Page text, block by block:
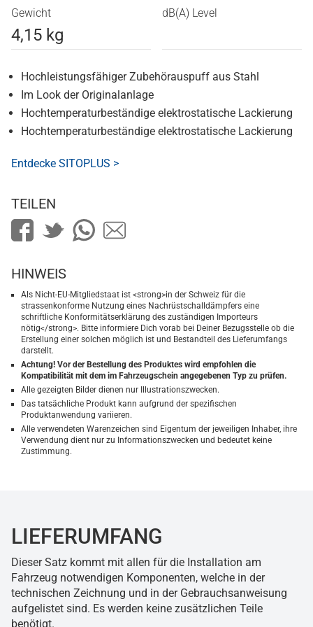
Gewicht
4,15 kg
dB(A) Level
Hochleistungsfähiger Zubehörauspuff aus Stahl
Im Look der Originalanlage
Hochtemperaturbeständige elektrostatische Lackierung
Hochtemperaturbeständige elektrostatische Lackierung
Entdecke SITOPLUS >
TEILEN
HINWEIS
Als Nicht-EU-Mitgliedstaat ist <strong>in der Schweiz für die
strassenkonforme Nutzung eines Nachrüstschalldämpfers eine
schriftliche Konformitätserklärung des zuständigen Importeurs
nötig</strong>. Bitte informiere Dich vorab bei Deiner Bezugsstelle ob die
Erstellung einer solchen möglich ist und Bestandteil des Lieferumfangs
darstellt.
Achtung! Vor der Bestellung des Produktes wird empfohlen die
Kompatibilität mit dem im Fahrzeugschein angegebenen Typ zu prüfen.
Alle gezeigten Bilder dienen nur Illustrationszwecken.
Das tatsächliche Produkt kann aufgrund der spezifischen
Produktanwendung variieren.
Alle verwendeten Warenzeichen sind Eigentum der jeweiligen Inhaber, ihre
Verwendung dient nur zu Informationszwecken und bedeutet keine
Zustimmung.
LIEFERUMFANG
Dieser Satz kommt mit allen für die Installation am
Fahrzeug notwendigen Komponenten, welche in der
technischen Zeichnung und in der Gebrauchsanweisung
aufgelistet sind. Es werden keine zusätzlichen Teile
benötigt.